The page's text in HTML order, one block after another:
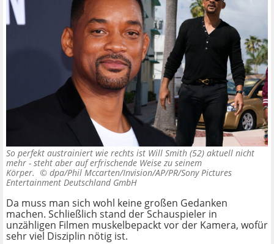
So perfekt austrainiert wie rechts ist Will Smith (52) aktuell nicht
mehr - steht aber auf erfrischende Weise zu seinem
Körper. © dpa/Phil Mccarten/Invision/AP/PR/Sony Pictures
Entertainment Deutschland GmbH
Da muss man sich wohl keine großen Gedanken
machen. Schließlich stand der Schauspieler in
unzähligen Filmen muskelbepackt vor der Kamera, wofür
sehr viel Disziplin nötig ist.